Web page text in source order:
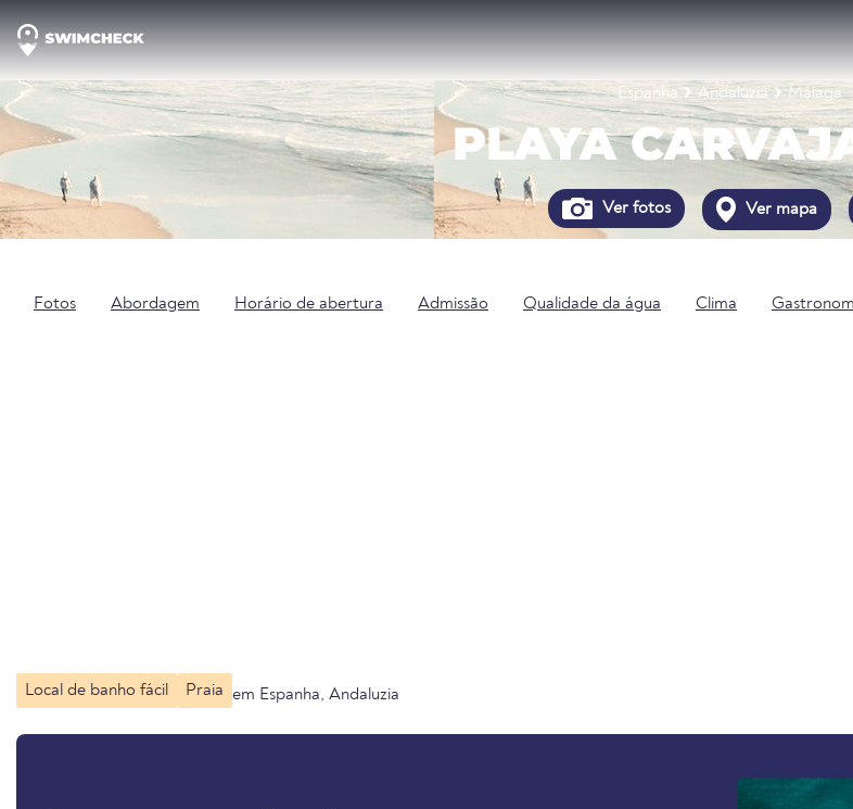
Espanha Andaluzia Málaga
PLAYA
Ver fotos Ver mapa
Fotos Abordagem Horário de abertura Admissão Qualidade da água Clima
Local de banho fácil Praia em Espanha, Andaluzia